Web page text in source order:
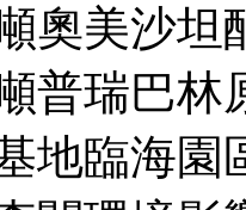
奧美沙坦
普瑞巴林
地臨海園